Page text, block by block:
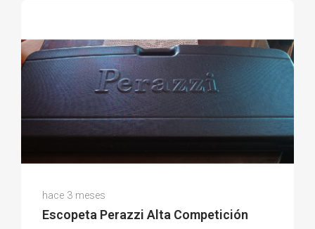
hace 3 meses
Escopeta Perazzi Alta Competición